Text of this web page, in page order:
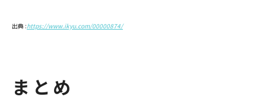
出典 :https://www.ikyu.com/00000874/
まとめ